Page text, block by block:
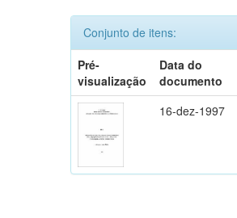
Conjunto de itens:
Pré-
visualização
Data do
documento
16-dez-1997